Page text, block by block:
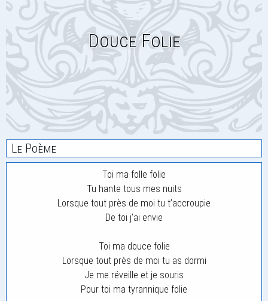
Douce Folie
Le Poème
Toi ma folle folie
Tu hante tous mes nuits
Lorsque tout près de moi tu t’accroupie
De toi j’ai envie
Toi ma douce folie
Lorsque tout près de moi tu as dormi
Je me réveille et je souris
Pour toi ma tyrannique folie